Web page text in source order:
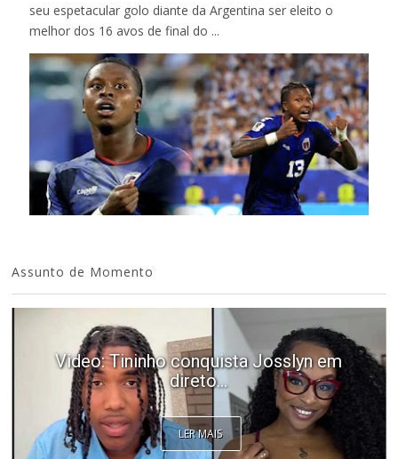
seu espetacular golo diante da Argentina ser eleito o
melhor dos 16 avos de final do ...
Assunto de Momento
Video: Tininho conquista Josslyn em
direto...
LER MAIS